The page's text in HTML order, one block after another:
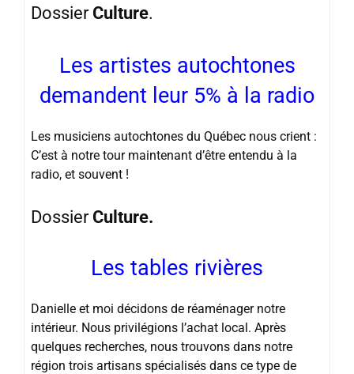
Dossier Culture.
Les artistes autochtones
demandent leur 5% à la radio
Les musiciens autochtones du Québec nous crient :
C’est à notre tour maintenant d’être entendu à la
radio, et souvent !
Dossier Culture.
Les tables rivières
Danielle et moi décidons de réaménager notre
intérieur. Nous privilégions l’achat local. Après
quelques recherches, nous trouvons dans notre
région trois artisans spécialisés dans ce type de